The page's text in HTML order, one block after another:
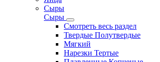
Сыры
Сыры
Смотреть весь раздел
Твердые Полутвердые
Мягкий
Нарезки Тертые